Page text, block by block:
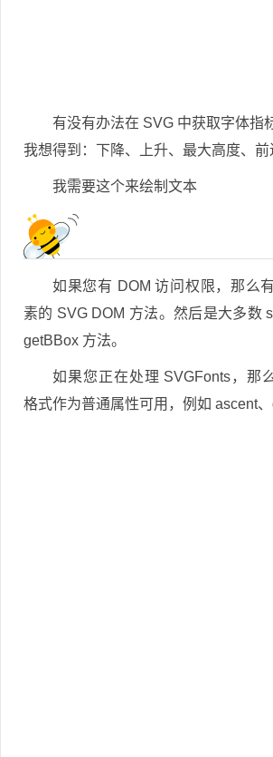
有没有办法在 SVG 中获取字体指
我想得到：下降、上升、最大高度、前
我需要这个来绘制文本
如果您有 DOM 访问权限，那么
素的 SVG DOM 方法。然后是大多数
getBBox 方法。
如果您正在处理 SVGFonts，那
格式作为普通属性可用，例如 ascent、